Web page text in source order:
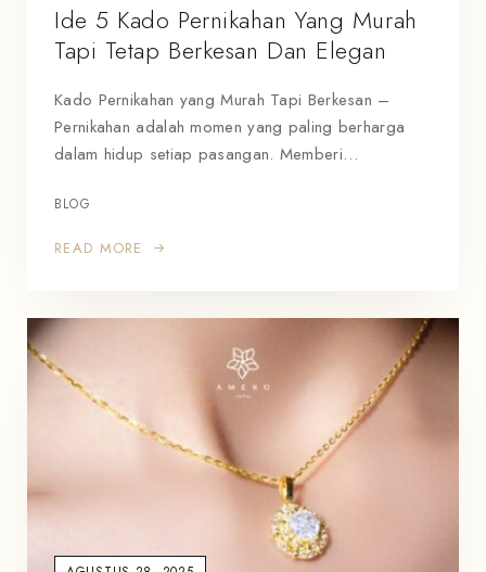
Ide 5 Kado Pernikahan Yang Murah
Tapi Tetap Berkesan Dan Elegan
Kado Pernikahan yang Murah Tapi Berkesan –
Pernikahan adalah momen yang paling berharga
dalam hidup setiap pasangan. Memberi…
BLOG
READ MORE